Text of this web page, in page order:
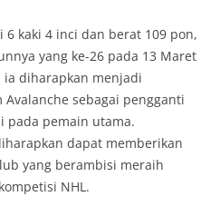
kaki 4 inci dan berat 109 pon,
yang ke-26 pada 13 Maret
diharapkan menjadi
sebagai pengganti
pada pemain utama.
dapat memberikan
yang berambisi meraih
NHL.